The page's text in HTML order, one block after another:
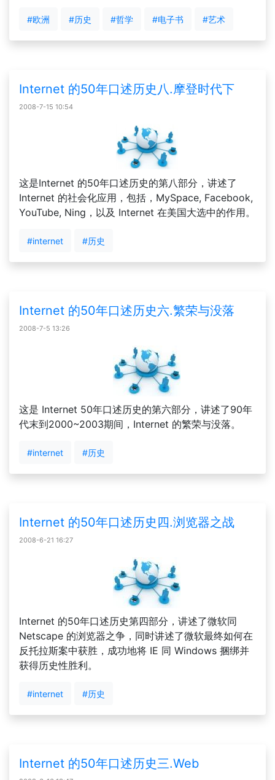
#欧洲 #历史 #哲学 #电子书 #艺术
Internet 的50年口述历史八.摩登时代下
2008-7-15 10:54
这是Internet 的50年口述历史的第八部分，讲述了
Internet 的社会化应用，包括，MySpace, Facebook,
YouTube, Ning，以及 Internet 在美国大选中的作用。
#internet #历史
Internet 的50年口述历史六.繁荣与没落
2008-7-5 13:26
这是 Internet 50年口述历史的第六部分，讲述了90年
代末到2000~2003期间，Internet 的繁荣与没落。
#internet #历史
Internet 的50年口述历史四.浏览器之战
2008-6-21 16:27
Internet 的50年口述历史第四部分，讲述了微软同
Netscape 的浏览器之争，同时讲述了微软最终如何在
反托拉斯案中获胜，成功地将 IE 同 Windows 捆绑并
获得历史性胜利。
#internet #历史
Internet 的50年口述历史三.Web